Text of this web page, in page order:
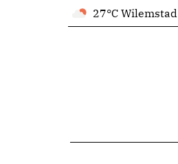
27°C Wilemstad